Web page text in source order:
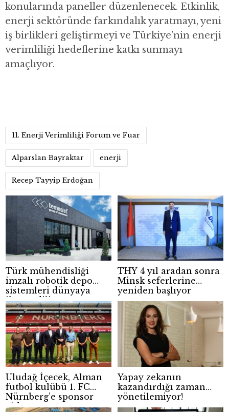
konularında paneller düzenlenecek. Etkinlik,
enerji sektöründe farkındalık yaratmayı, yeni
iş birlikleri geliştirmeyi ve Türkiye’nin enerji
verimliliği hedeflerine katkı sunmayı
amaçlıyor.
11. Enerji Verimliliği Forum ve Fuar
Alparslan Bayraktar enerji
Recep Tayyip Erdoğan
Türk mühendisliği
imzalı robotik depo
sistemleri dünyaya
ihraç ediliyor
THY 4 yıl aradan sonra
Minsk seferlerine
yeniden başlıyor
Uludağ İçecek, Alman
futbol kulübü 1. FC
Nürnberg’e sponsor
oldu
Yapay zekanın
kazandırdığı zaman
yönetilemiyor!